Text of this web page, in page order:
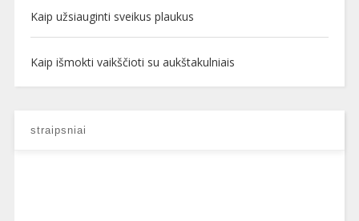
Kaip užsiauginti sveikus plaukus
Kaip išmokti vaikščioti su aukštakulniais
straipsniai